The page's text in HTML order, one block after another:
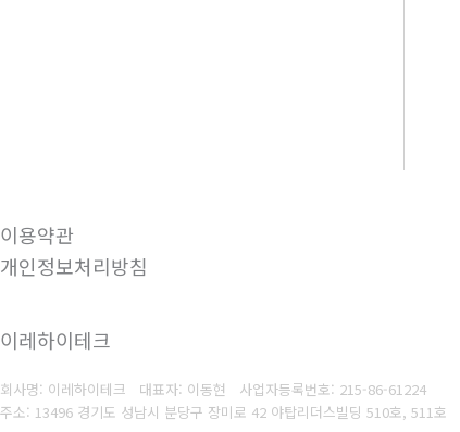
이용약관
개인정보처리방침
이레하이테크
회사명: 이레하이테크 대표자: 이동현 사업자등록번호: 215-86-61224
주소: 13496 경기도 성남시 분당구 장미로 42 야탑리더스빌딩 510호, 511호